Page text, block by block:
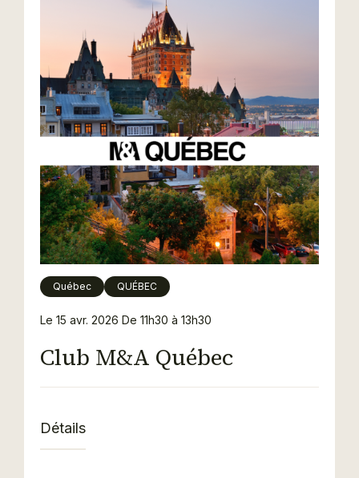
Club M&A Québec
Le 15 avr. 2026 De 11h30 à 13h30
Québec QUÉBEC
Détails